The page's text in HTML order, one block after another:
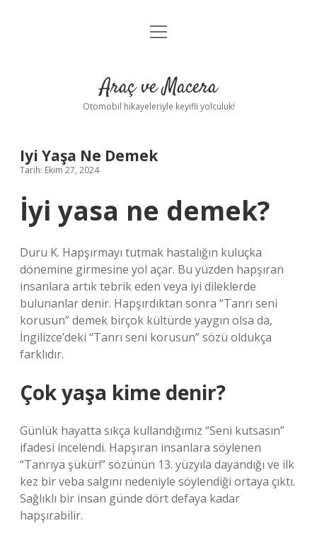
Anasayfa
Yasal Uyarı
menüyü
Araç ve Macera
Otomobil hikayeleriyle keyifli yolculuk!
Iyi Yaşa Ne Demek
Tarih: Ekim 27, 2024
İyi yasa ne demek?
Duru K. Hapşırmayı tutmak hastalığın kuluçka
dönemine girmesine yol açar. Bu yüzden hapşıran
insanlara artık tebrik eden veya iyi dileklerde
bulunanlar denir. Hapşırdıktan sonra “Tanrı seni
korusun” demek birçok kültürde yaygın olsa da,
İngilizce’deki “Tanrı seni korusun” sözü oldukça
farklıdır.
Çok yaşa kime denir?
Günlük hayatta sıkça kullandığımız “Seni kutsasın”
ifadesi incelendi. Hapşıran insanlara söylenen
“Tanrıya şükür!” sözünün 13. yüzyıla dayandığı ve ilk
kez bir veba salgını nedeniyle söylendiği ortaya çıktı.
Sağlıklı bir insan günde dört defaya kadar
hapşırabilir.